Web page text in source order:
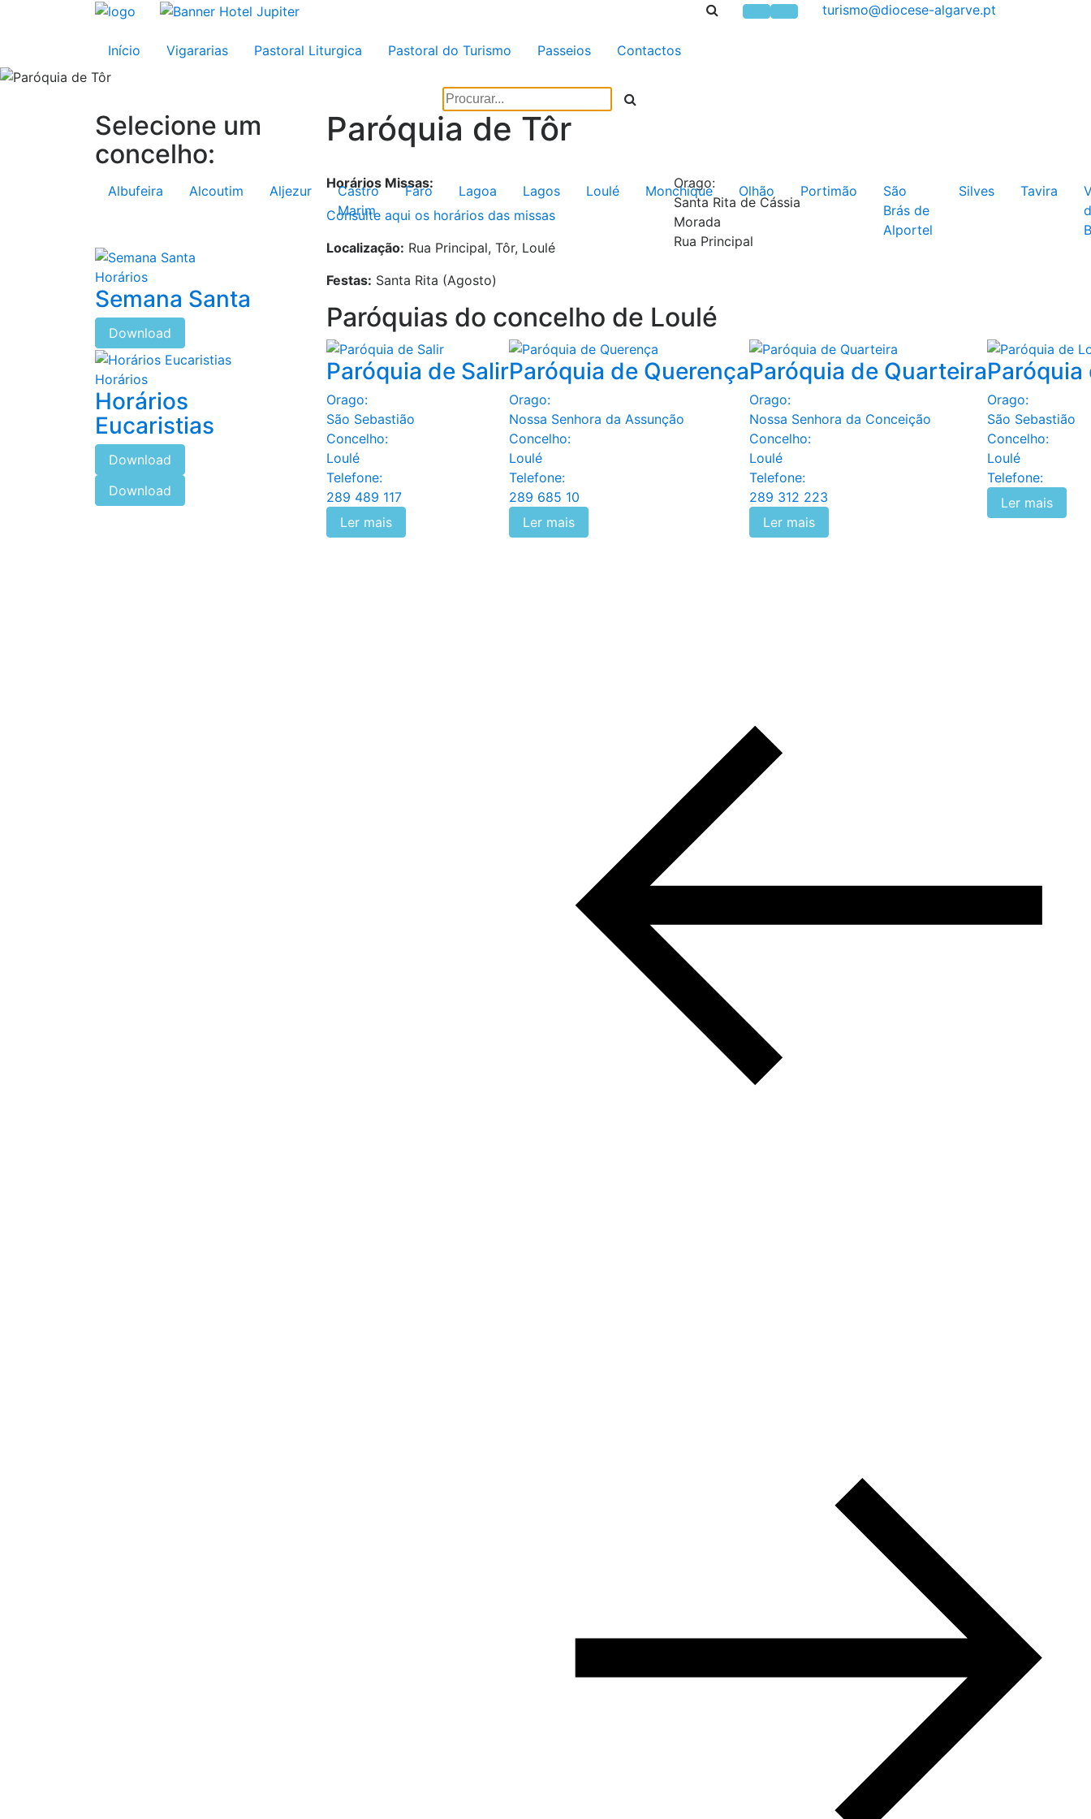
Início Vigararias Pastoral Liturgica Pastoral do Turismo Passeios Contactos
Paróquia de Tôr
Horários Missas:
Consulte aqui os horários das missas
Localização: Rua Principal, Tôr, Loulé
Festas: Santa Rita (Agosto)
Orago:
Santa Rita de Cássia
Morada
Rua Principal
Paróquias do concelho de Loulé
Paróquia de Salir
Orago:
São Sebastião
Concelho:
Loulé
Telefone:
289 489 117
Ler mais
Paróquia de Querença
Orago:
Nossa Senhora da Assunção
Concelho:
Loulé
Telefone:
289 685 10
Ler mais
Paróquia de Quarteira
Orago:
Nossa Senhora da Conceição
Concelho:
Loulé
Telefone:
289 312 223
Ler mais
Orago:
São Sebastião
Concelho:
Loulé
Telefone:
Ler mais
Selecione um
concelho:
Albufeira Alcoutim Aljezur
Castro
Marim
Faro Lagoa Lagos Loulé Monchique Olhão Portimão
São
Brás de
Alportel
Silves Tavira
Horários
Semana Santa
Download
Horários
Horários
Eucaristias
Download
Download